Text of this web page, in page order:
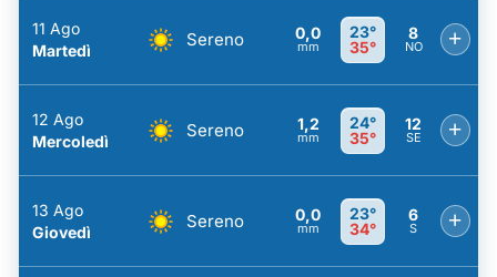
11 Ago
Martedì
Sereno 0,0
mm
23°
35°
8
NO +
12 Ago
Mercoledì
Sereno 1,2
mm
24°
35°
12
SE +
13 Ago
Giovedì
Sereno 0,0
mm
23°
34°
6
S +